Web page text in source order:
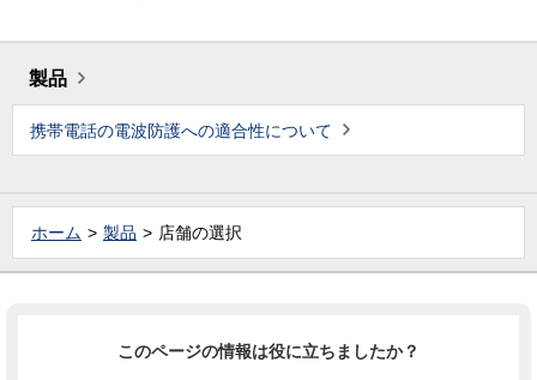
製品
携帯電話の電波防護への適合性について
ホーム 製品 店舗の選択
このページの情報は役に立ちましたか？